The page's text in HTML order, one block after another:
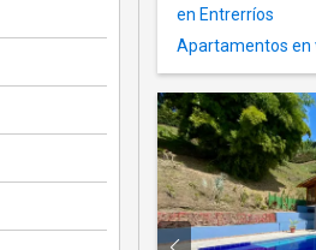
en Entrerríos
Apartamentos en